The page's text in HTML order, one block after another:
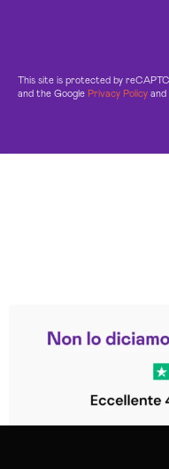
This site is protected by
and the Google Privacy Policy and
Trustpilot